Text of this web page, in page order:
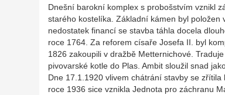
Dnešní barokní komplex s probošstvím vznikl
starého kostelíka. Základní kámen byl položen
nedostatek financí se stavba táhla docela
roce 1764. Za reforem císaře Josefa II. byl
1826 zakoupili v dražbě Metternichové.
pivovarské kotle do Plas. Ambit sloužil snad
Dne 17.1.1920 vlivem chátrání stavby se
roce 1936 sice vznikla Jednota pro záchranu